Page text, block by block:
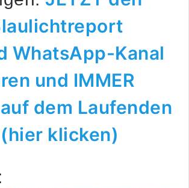
WhatsApp-Kanal
und IMMER
auf dem Laufenden
klicken)